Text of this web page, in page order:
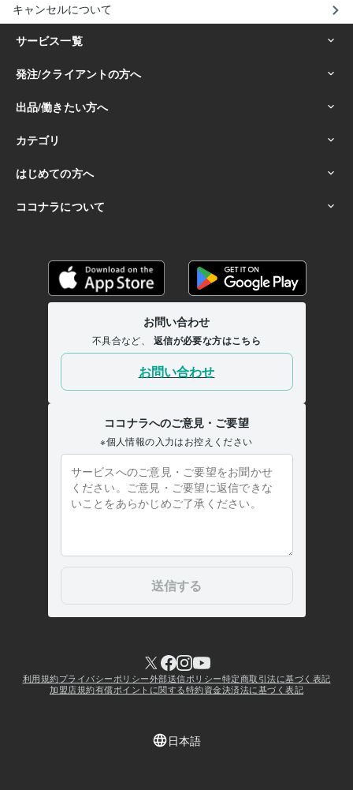
キャンセルについて